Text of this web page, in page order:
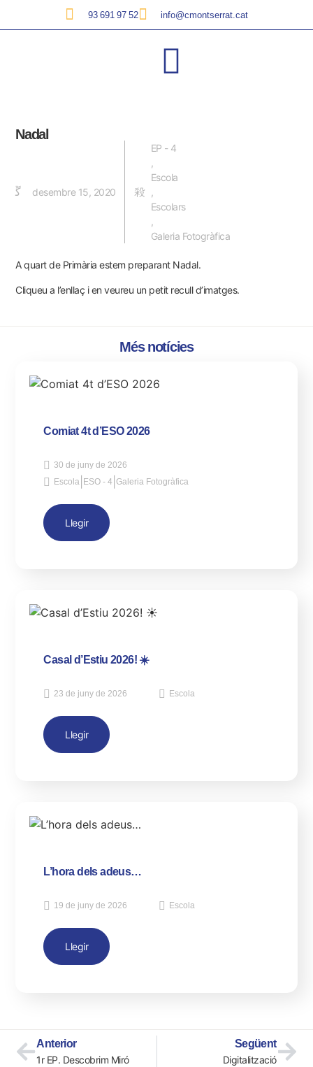
93 691 97 52 info@cmontserrat.cat
Nadal
desembre 15, 2020
EP - 4
Escola
Escolars
Galeria Fotogràfica
A quart de Primària estem preparant Nadal.
Cliqueu a l’enllaç i en veureu un petit recull d’imatges.
Més notícies
Comiat 4t d’ESO 2026
30 de juny de 2026
Escola ESO - 4 |Galeria Fotogràfica
Llegir
Casal d’Estiu 2026! ☀️
23 de juny de 2026 Escola
Llegir
L’hora dels adeus…
19 de juny de 2026 Escola
Llegir
Anterior
1r EP. Descobrim Miró
Següent
Digitalització